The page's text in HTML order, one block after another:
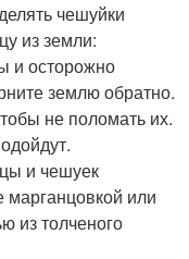
чешуйки
из земли:
и осторожно
землю обратно.
не поломать их.
и чешуек
марганцовкой или
из толченого